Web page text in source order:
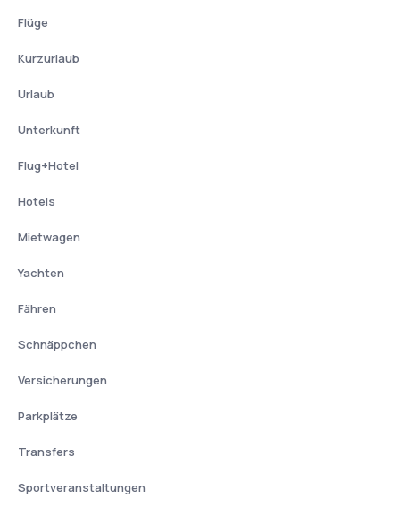
Flüge
Kurzurlaub
Urlaub
Unterkunft
Flug+Hotel
Hotels
Mietwagen
Yachten
Fähren
Schnäppchen
Versicherungen
Parkplätze
Transfers
Sportveranstaltungen